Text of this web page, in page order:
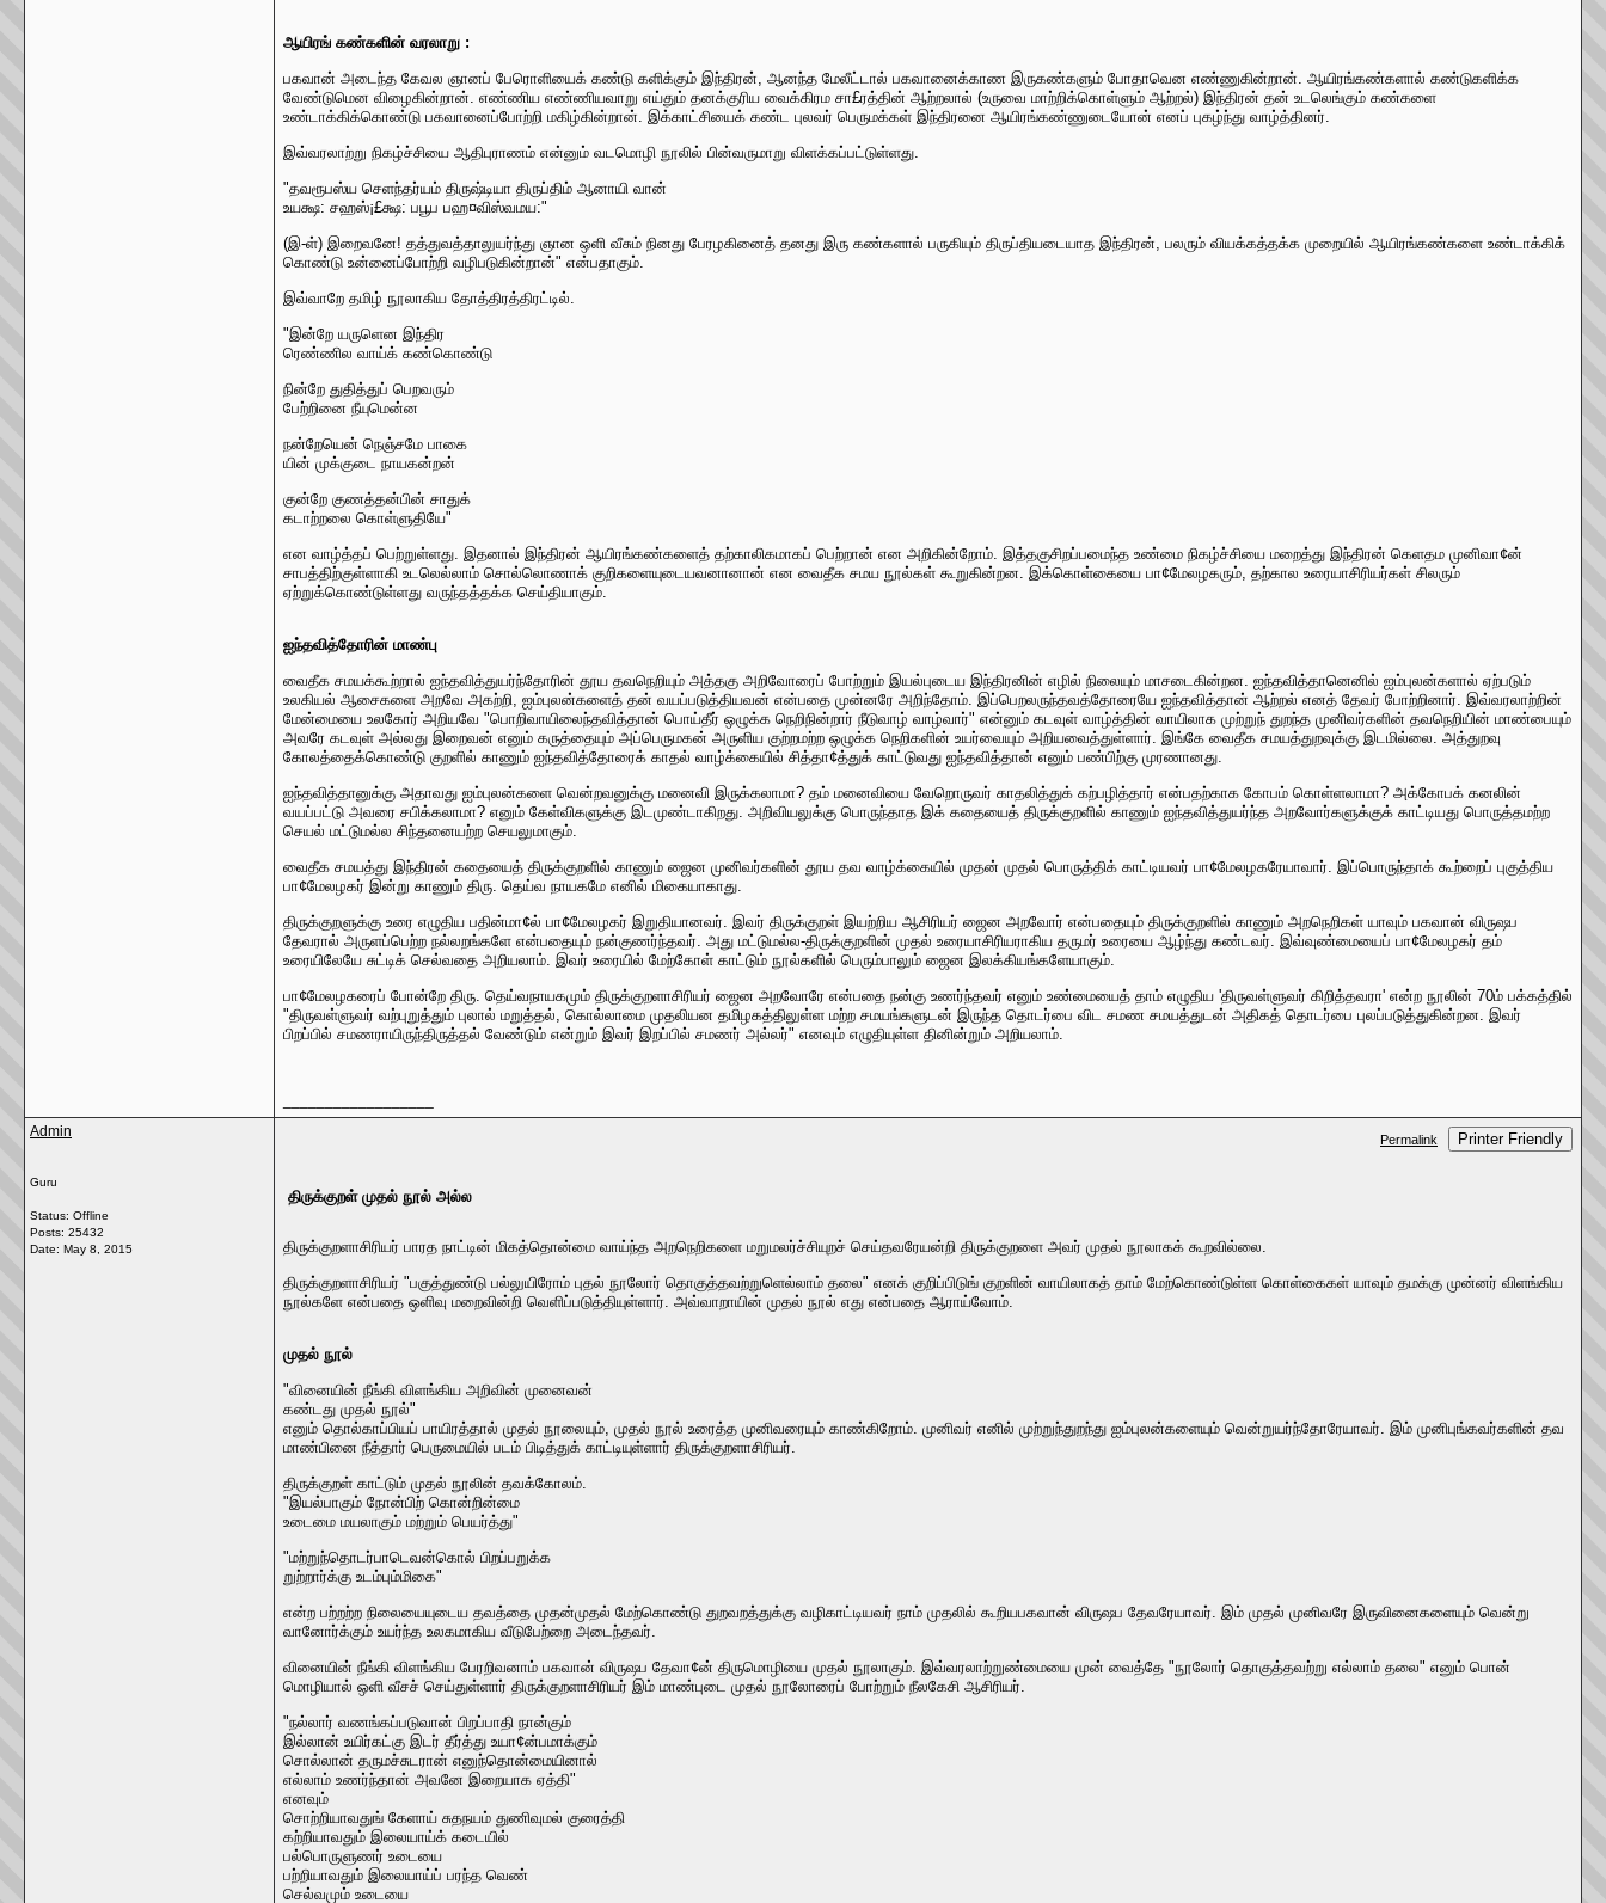
ஆயிரங் கண்களின் வரலாறு :
பகவான் அடைந்த கேவல ஞானப் பேரொளியைக் கண்டு களிக்கும் இந்திரன், ஆனந்த மேலீட்டால் பகவானைக்காண இருகண்களும் போதாவென எண்ணுகின்றான். ஆயிரங்கண்களால் கண்டுகளிக்க
வேண்டுமென விழைகின்றான். எண்ணிய எண்ணியவாறு எய்தும் தனக்குரிய வைக்கிரம சா£ரத்தின் ஆற்றலால் (உருவை மாற்றிக்கொள்ளும் ஆற்றல்) இந்திரன் தன் உடலெங்கும் கண்களை
உண்டாக்கிக்கொண்டு பகவானைப்போற்றி மகிழ்கின்றான். இக்காட்சியைக் கண்ட புலவர் பெருமக்கள் இந்திரனை ஆயிரங்கண்ணுடையோன் எனப் புகழ்ந்து வாழ்த்தினர்.
இவ்வரலாற்று நிகழ்ச்சியை ஆதிபுராணம் என்னும் வடமொழி நூலில் பின்வருமாறு விளக்கப்பட்டுள்ளது.
"தவரூபஸ்ய செளந்தர்யம் திருஷ்டியா திருப்திம் ஆனாயி வான்
உயக்ஷ: சஹஸ்¡£க்ஷ: பபூப பஹ¤விஸ்வமய:"
(இ-ள்) இறைவனே! தத்துவத்தாலுயர்ந்து ஞான ஒளி வீசும் நினது பேரழகினைத் தனது இரு கண்களால் பருகியும் திருப்தியடையாத இந்திரன், பலரும் வியக்கத்தக்க முறையில் ஆயிரங்கண்களை உண்டாக்கிக்
கொண்டு உன்னைப்போற்றி வழிபடுகின்றான்" என்பதாகும்.
இவ்வாறே தமிழ் நூலாகிய தோத்திரத்திரட்டில்.
"இன்றே யருளென இந்திர
ரெண்ணில வாய்க் கண்கொண்டு
நின்றே துதித்துப் பெறவரும்
பேற்றினை நீயுமென்ன
நன்றேயென் நெஞ்சமே பாகை
யின் முக்குடை நாயகன்றன்
குன்றே குணத்தன்பின் சாதுக்
கடாற்றலை கொள்ளுதியே"
என வாழ்த்தப் பெற்றுள்ளது. இதனால் இந்திரன் ஆயிரங்கண்களைத் தற்காலிகமாகப் பெற்றான் என அறிகின்றோம். இத்தகுசிறப்பமைந்த உண்மை நிகழ்ச்சியை மறைத்து இந்திரன் கெளதம முனிவா¢ன்
சாபத்திற்குள்ளாகி உடலெல்லாம் சொல்லொணாக் குறிகளையுடையவனானான் என வைதீக சமய நூல்கள் கூறுகின்றன. இக்கொள்கையை பா¢மேலழகரும், தற்கால உரையாசிரியர்கள் சிலரும்
ஏற்றுக்கொண்டுள்ளது வருந்தத்தக்க செய்தியாகும்.
ஐந்தவித்தோரின் மாண்பு
வைதீக சமயக்கூற்றால் ஐந்தவித்துயர்ந்தோரின் தூய தவநெறியும் அத்தகு அறிவோரைப் போற்றும் இயல்புடைய இந்திரனின் எழில் நிலையும் மாசடைகின்றன. ஐந்தவித்தானெனில் ஐம்புலன்களால் ஏற்படும்
உலகியல் ஆசைகளை அறவே அகற்றி, ஐம்புலன்களைத் தன் வயப்படுத்தியவன் என்பதை முன்னரே அறிந்தோம். இப்பெறலருந்தவத்தோரையே ஐந்தவித்தான் ஆற்றல் எனத் தேவர் போற்றினார். இவ்வரலாற்றின்
மேன்மையை உலகோர் அறியவே "பொறிவாயிலைந்தவித்தான் பொய்தீர் ஒழுக்க நெறிநின்றார் நீடுவாழ் வாழ்வார்" என்னும் கடவுள் வாழ்த்தின் வாயிலாக முற்றுந் துறந்த முனிவர்களின் தவநெறியின் மாண்பையும்
அவரே கடவுள் அல்லது இறைவன் எனும் கருத்தையும் அப்பெருமகன் அருளிய குற்றமற்ற ஒழுக்க நெறிகளின் உயர்வையும் அறியவைத்துள்ளார். இங்கே வைதீக சமயத்துறவுக்கு இடமில்லை. அத்துறவு
கோலத்தைக்கொண்டு குறளில் காணும் ஐந்தவித்தோரைக் காதல் வாழ்க்கையில் சித்தா¢த்துக் காட்டுவது ஐந்தவித்தான் எனும் பண்பிற்கு முரணானது.
ஐந்தவித்தானுக்கு அதாவது ஐம்புலன்களை வென்றவனுக்கு மனைவி இருக்கலாமா? தம் மனைவியை வேறொருவர் காதலித்துக் கற்பழித்தார் என்பதற்காக கோபம் கொள்ளலாமா? அக்கோபக் கனலின்
வயப்பட்டு அவரை சபிக்கலாமா? எனும் கேள்விகளுக்கு இடமுண்டாகிறது. அறிவியலுக்கு பொருந்தாத இக் கதையைத் திருக்குறளில் காணும் ஐந்தவித்துயர்ந்த அறவோர்களுக்குக் காட்டியது பொருத்தமற்ற
செயல் மட்டுமல்ல சிந்தனையற்ற செயலுமாகும்.
வைதீக சமயத்து இந்திரன் கதையைத் திருக்குறளில் காணும் ஜைன முனிவர்களின் தூய தவ வாழ்க்கையில் முதன் முதல் பொருத்திக் காட்டியவர் பா¢மேலழகரேயாவார். இப்பொருந்தாக் கூற்றைப் புகுத்திய
பா¢மேலழகர் இன்று காணும் திரு. தெய்வ நாயகமே எனில் மிகையாகாது.
திருக்குறளுக்கு உரை எழுதிய பதின்மா¢ல் பா¢மேலழகர் இறுதியானவர். இவர் திருக்குறள் இயற்றிய ஆசிரியர் ஜைன அறவோர் என்பதையும் திருக்குறளில் காணும் அறநெறிகள் யாவும் பகவான் விருஷப
தேவரால் அருளப்பெற்ற நல்லறங்களே என்பதையும் நன்குணர்ந்தவர். அது மட்டுமல்ல-திருக்குறளின் முதல் உரையாசிரியராகிய தருமர் உரையை ஆழ்ந்து கண்டவர். இவ்வுண்மையைப் பா¢மேலழகர் தம்
உரையிலேயே சுட்டிக் செல்வதை அறியலாம். இவர் உரையில் மேற்கோள் காட்டும் நூல்களில் பெரும்பாலும் ஜைன இலக்கியங்களேயாகும்.
பா¢மேலழகரைப் போன்றே திரு. தெய்வநாயகமும் திருக்குறளாசிரியர் ஜைன அறவோரே என்பதை நன்கு உணர்ந்தவர் எனும் உண்மையைத் தாம் எழுதிய 'திருவள்ளுவர் கிறித்தவரா' என்ற நூலின் 70ம் பக்கத்தில்
"திருவள்ளுவர் வற்புறுத்தும் புலால் மறுத்தல், கொல்லாமை முதலியன தமிழகத்திலுள்ள மற்ற சமயங்களுடன் இருந்த தொடர்பை விட சமண சமயத்துடன் அதிகத் தொடர்பை புலப்படுத்துகின்றன. இவர்
பிறப்பில் சமணராயிருந்திருத்தல் வேண்டும் என்றும் இவர் இறப்பில் சமணர் அல்லர்" எனவும் எழுதியுள்ள தினின்றும் அறியலாம்.
Admin
Guru
Status: Offline
Posts: 25432
Date: May 8, 2015
Permalink Printer Friendly
திருக்குறள் முதல் நூல் அல்ல
திருக்குறளாசிரியர் பாரத நாட்டின் மிகத்தொன்மை வாய்ந்த அறநெறிகளை மறுமலர்ச்சியுறச் செய்தவரேயன்றி திருக்குறளை அவர் முதல் நூலாகக் கூறவில்லை.
திருக்குறளாசிரியர் "பகுத்துண்டு பல்லுயிரோம் புதல் நூலோர் தொகுத்தவற்றுளெல்லாம் தலை" எனக் குறிப்பிடுங் குறளின் வாயிலாகத் தாம் மேற்கொண்டுள்ள கொள்கைகள் யாவும் தமக்கு முன்னர் விளங்கிய
நூல்களே என்பதை ஒளிவு மறைவின்றி வெளிப்படுத்தியுள்ளார். அவ்வாறாயின் முதல் நூல் எது என்பதை ஆராய்வோம்.
முதல் நூல்
"வினையின் நீங்கி விளங்கிய அறிவின் முனைவன்
கண்டது முதல் நூல்"
எனும் தொல்காப்பியப் பாயிரத்தால் முதல் நூலையும், முதல் நூல் உரைத்த முனிவரையும் காண்கிறோம். முனிவர் எனில் முற்றுந்துறந்து ஐம்புலன்களையும் வென்றுயர்ந்தோரேயாவர். இம் முனிபுங்கவர்களின் தவ
மாண்பினை நீத்தார் பெருமையில் படம் பிடித்துக் காட்டியுள்ளார் திருக்குறளாசிரியர்.
திருக்குறள் காட்டும் முதல் நூலின் தவக்கோலம்.
"இயல்பாகும் நோன்பிற் கொன்றின்மை
உடைமை மயலாகும் மற்றும் பெயர்த்து"
"மற்றுந்தொடர்பாடெவன்கொல் பிறப்பறுக்க
றுற்றார்க்கு உடம்பும்மிகை"
என்ற பற்றற்ற நிலையையுடைய தவத்தை முதன்முதல் மேற்கொண்டு துறவறத்துக்கு வழிகாட்டியவர் நாம் முதலில் கூறியபகவான் விருஷப தேவரேயாவர். இம் முதல் முனிவரே இருவினைகளையும் வென்று
வானோர்க்கும் உயர்ந்த உலகமாகிய வீடுபேற்றை அடைந்தவர்.
வினையின் நீங்கி விளங்கிய பேரறிவனாம் பகவான் விருஷப தேவா¢ன் திருமொழியை முதல் நூலாகும். இவ்வரலாற்றுண்மையை முன் வைத்தே "நூலோர் தொகுத்தவற்று எல்லாம் தலை" எனும் பொன்
மொழியால் ஒளி வீசச் செய்துள்ளார் திருக்குறளாசிரியர் இம் மாண்புடை முதல் நூலோரைப் போற்றும் நீலகேசி ஆசிரியர்.
"நல்லார் வணங்கப்படுவான் பிறப்பாதி நான்கும்
இல்லான் உயிர்கட்கு இடர் தீர்த்து உயா¢ன்பமாக்கும்
சொல்லான் தருமச்சுடரான் எனுந்தொன்மையினால்
எல்லாம் உணர்ந்தான் அவனே இறையாக ஏத்தி"
எனவும்
சொற்றியாவதுங் கேளாய் சுதநயம் துணிவுமல் குரைத்தி
கற்றியாவதும் இலையாய்க் கடையில்
பல்பொருளுணர் உடையை
பற்றியாவதும் இலையாய்ப் பரந்த வெண்
செல்வமும் உடையை